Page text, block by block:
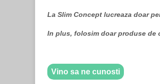
La Slim Concept lucreaza doar
In plus, folosim doar produse de
Vino sa ne cunosti